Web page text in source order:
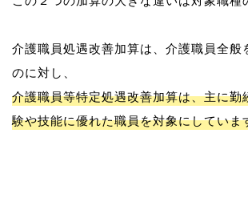
介護職員処遇改善加算は、介護職員全般
介護職員等特定処遇改善加算は、主に勤
験や技能に優れた職員を対象にしていま